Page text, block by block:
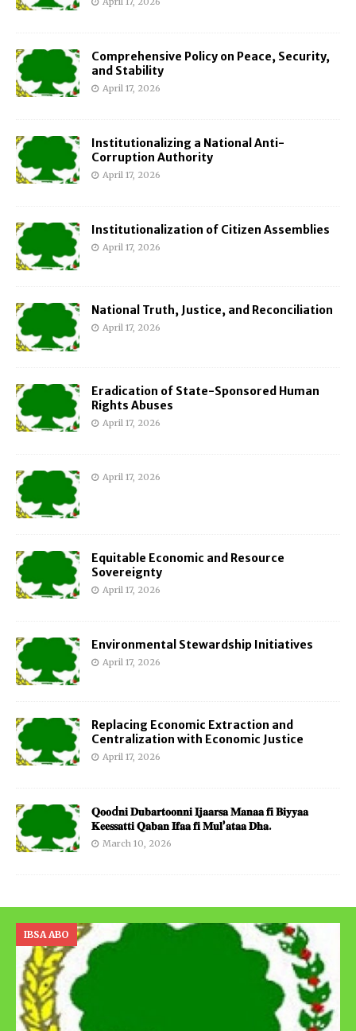
Comprehensive Policy on Peace, Security,
and Stability
April 17, 2026
Institutionalizing a National Anti-
Corruption Authority
April 17, 2026
Institutionalization of Citizen Assemblies
April 17, 2026
National Truth, Justice, and Reconciliation
April 17, 2026
Eradication of State-Sponsored Human
Rights Abuses
April 17, 2026
April 17, 2026
Equitable Economic and Resource
Sovereignty
April 17, 2026
Environmental Stewardship Initiatives
April 17, 2026
Replacing Economic Extraction and
Centralization with Economic Justice
April 17, 2026
𝐐𝐨𝐨d𝐧𝐢 𝐃𝐮𝐛𝐚𝐫𝐭𝐨𝐨𝐧𝐧𝐢 𝐈𝐣𝐚𝐚𝐫𝐬𝐚 𝐌𝐚𝐧𝐚𝐚 𝐟𝐢 𝐁𝐢𝐲𝐲𝐚𝐚
𝐊𝐞𝐞𝐬𝐬𝐚𝐭𝐭𝐢 𝐐𝐚𝐛𝐚𝐧 𝐈𝐟𝐚𝐚 𝐟𝐢 𝐌𝐮𝐥’𝐚𝐭𝐚𝐚 𝐃𝐡𝐚.
March 10, 2026
IBSA ABO